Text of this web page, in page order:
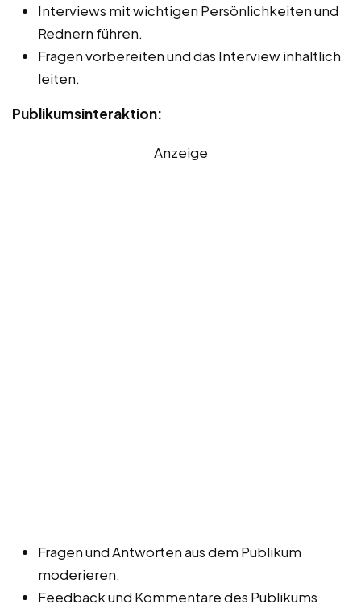
Interviews mit wichtigen Persönlichkeiten und
Rednern führen.
Fragen vorbereiten und das Interview inhaltlich
leiten.
Publikumsinteraktion:
Anzeige
Fragen und Antworten aus dem Publikum
moderieren.
Feedback und Kommentare des Publikums